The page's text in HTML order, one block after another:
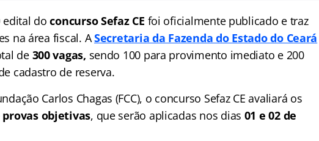
edital doconcurso Sefaz CE foi oficialmente publicado e traz
na área fiscal. ASecretaria da Fazenda do Estado do Ceará
de 300 vagas, sendo 100 para provimento imediato e 200
cadastro de reserva.
Carlos Chagas (FCC), o concurso Sefaz CE avaliará os
provas objetivas, que serão aplicadas nos dias 01 e 02 de